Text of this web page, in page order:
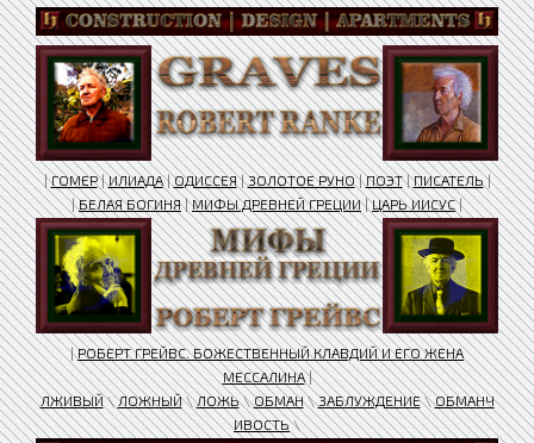
|ГОМЕР|ИЛИАДА|ОДИССЕЯ|ЗОЛОТОЕ РУНО|ПОЭТ|ПИСАТЕЛЬ|
|БЕЛАЯ БОГИНЯ|МИФЫ ДРЕВНЕЙ ГРЕЦИИ|ЦАРЬ ИИСУС|
|РОБЕРТ ГРЕЙВС. БОЖЕСТВЕННЫЙ КЛАВДИЙ И ЕГО ЖЕНА
МЕССАЛИНА|
ЛЖИВЫЙ\ЛОЖНЫЙ\ЛОЖЬ\ОБМАН\ЗАБЛУЖДЕНИЕ\ОБМАНЧ
ИВОСТЬ\